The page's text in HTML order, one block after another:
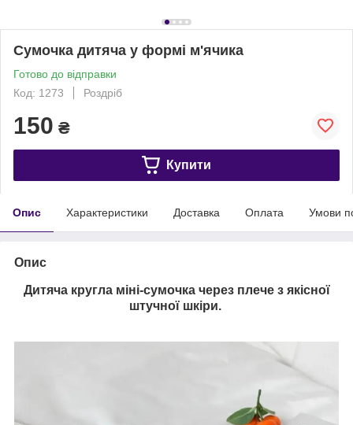
Сумочка дитяча у формі м'ячика
Готово до відправки
Код: 1273
Роздріб
150 ₴
Купити
Опис Характеристики Доставка Оплата Умови
Опис
Дитяча кругла міні-сумочка через плече з якісної
штучної шкіри.